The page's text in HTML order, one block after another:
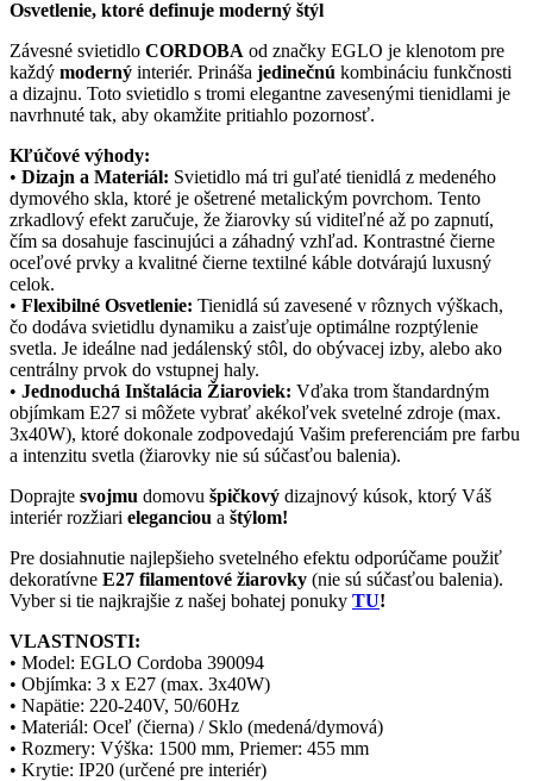
Osvetlenie, ktoré definuje moderný štýl
Závesné svietidlo CORDOBA od značky EGLO je klenotom pre
každý moderný interiér. Prináša jedinečnú kombináciu funkčnosti
a dizajnu. Toto svietidlo s tromi elegantne zavesenými tienidlami je
navrhnuté tak, aby okamžite pritiahlo pozornosť.
Kľúčové výhody:
• Dizajn a Materiál: Svietidlo má tri guľaté tienidlá z medeného
dymového skla, ktoré je ošetrené metalickým povrchom. Tento
zrkadlový efekt zaručuje, že žiarovky sú viditeľné až po zapnutí,
čím sa dosahuje fascinujúci a záhadný vzhľad. Kontrastné čierne
oceľové prvky a kvalitné čierne textilné káble dotvárajú luxusný
celok.
• Flexibilné Osvetlenie: Tienidlá sú zavesené v rôznych výškach,
čo dodáva svietidlu dynamiku a zaisťuje optimálne rozptýlenie
svetla. Je ideálne nad jedálenský stôl, do obývacej izby, alebo ako
centrálny prvok do vstupnej haly.
• Jednoduchá Inštalácia Žiaroviek: Vďaka trom štandardným
objímkam E27 si môžete vybrať akékoľvek svetelné zdroje (max.
3x40W), ktoré dokonale zodpovedajú Vašim preferenciám pre farbu
a intenzitu svetla (žiarovky nie sú súčasťou balenia).
Doprajte svojmu domovu špičkový dizajnový kúsok, ktorý Váš
interiér rozžiari eleganciou a štýlom!
Pre dosiahnutie najlepšieho svetelného efektu odporúčame použiť
dekoratívne E27 filamentové žiarovky (nie sú súčasťou balenia).
Vyber si tie najkrajšie z našej bohatej ponuky TU!
VLASTNOSTI:
• Model: EGLO Cordoba 390094
• Objímka: 3 x E27 (max. 3x40W)
• Napätie: 220-240V, 50/60Hz
• Materiál: Oceľ (čierna) / Sklo (medená/dymová)
• Rozmery: Výška: 1500 mm, Priemer: 455 mm
• Krytie: IP20 (určené pre interiér)